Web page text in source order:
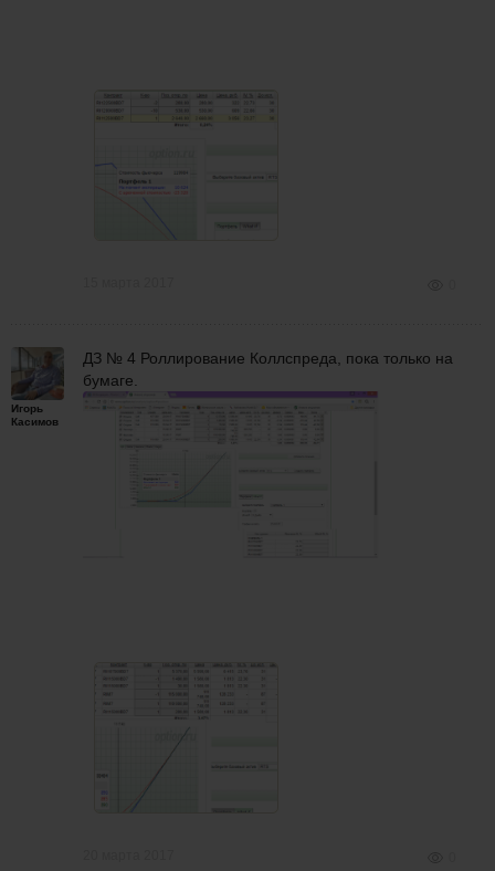
Игорь
Касимов
ДЗ № 4 Роллирование Коллспреда, пока только на
бумаге.